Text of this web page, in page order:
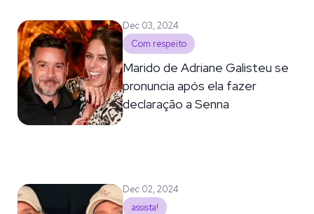
Dec 03, 2024
Com respeito
Marido de Adriane Galisteu se
pronuncia após ela fazer
declaração a Senna
Dec 02, 2024
assista!